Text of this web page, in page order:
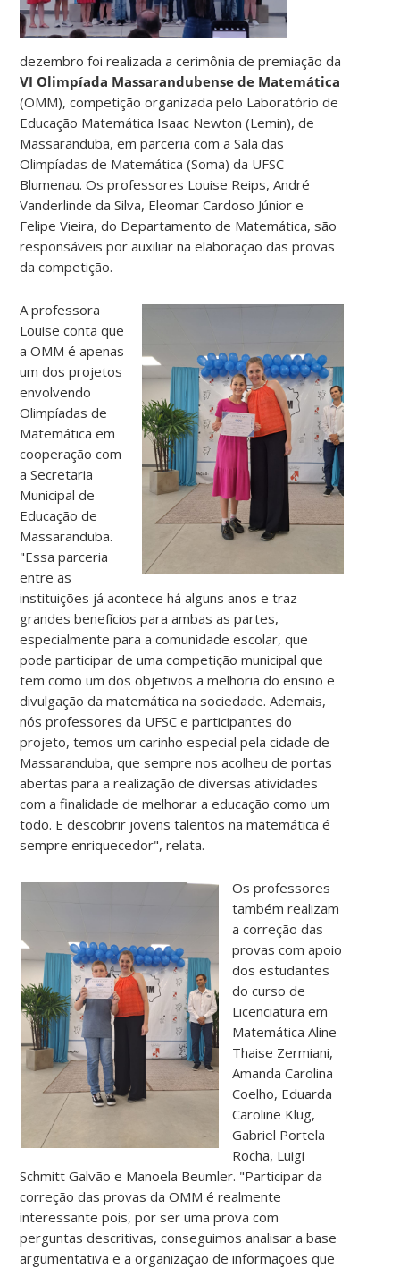
dezembro foi realizada a cerimônia de premiação da
VI Olimpíada Massarandubense de Matemática
(OMM), competição organizada pelo Laboratório de
Educação Matemática Isaac Newton (Lemin), de
Massaranduba, em parceria com a Sala das
Olimpíadas de Matemática (Soma) da UFSC
Blumenau. Os professores Louise Reips, André
Vanderlinde da Silva, Eleomar Cardoso Júnior e
Felipe Vieira, do Departamento de Matemática, são
responsáveis por auxiliar na elaboração das provas
da competição.
A professora
Louise conta que
a OMM é apenas
um dos projetos
envolvendo
Olimpíadas de
Matemática em
cooperação com
a Secretaria
Municipal de
Educação de
Massaranduba.
"Essa parceria
entre as
instituições já acontece há alguns anos e traz
grandes benefícios para ambas as partes,
especialmente para a comunidade escolar, que
pode participar de uma competição municipal que
tem como um dos objetivos a melhoria do ensino e
divulgação da matemática na sociedade. Ademais,
nós professores da UFSC e participantes do
projeto, temos um carinho especial pela cidade de
Massaranduba, que sempre nos acolheu de portas
abertas para a realização de diversas atividades
com a finalidade de melhorar a educação como um
todo. E descobrir jovens talentos na matemática é
sempre enriquecedor", relata.
Os professores
também realizam
a correção das
provas com apoio
dos estudantes
do curso de
Licenciatura em
Matemática Aline
Thaise Zermiani,
Amanda Carolina
Coelho, Eduarda
Caroline Klug,
Gabriel Portela
Rocha, Luigi
Schmitt Galvão e Manoela Beumler. "Participar da
correção das provas da OMM é realmente
interessante pois, por ser uma prova com
perguntas descritivas, conseguimos analisar a base
argumentativa e a organização de informações que